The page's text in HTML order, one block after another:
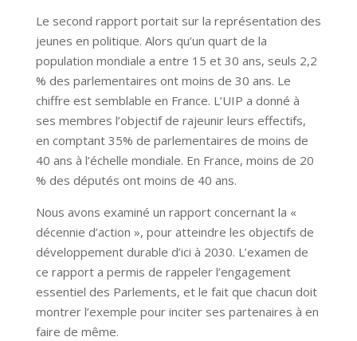
Le second rapport portait sur la représentation des
jeunes en politique. Alors qu’un quart de la
population mondiale a entre 15 et 30 ans, seuls 2,2
% des parlementaires ont moins de 30 ans. Le
chiffre est semblable en France. L’UIP a donné à
ses membres l’objectif de rajeunir leurs effectifs,
en comptant 35% de parlementaires de moins de
40 ans à l’échelle mondiale. En France, moins de 20
% des députés ont moins de 40 ans.
Nous avons examiné un rapport concernant la «
décennie d’action », pour atteindre les objectifs de
développement durable d’ici à 2030. L’examen de
ce rapport a permis de rappeler l’engagement
essentiel des Parlements, et le fait que chacun doit
montrer l’exemple pour inciter ses partenaires à en
faire de même.